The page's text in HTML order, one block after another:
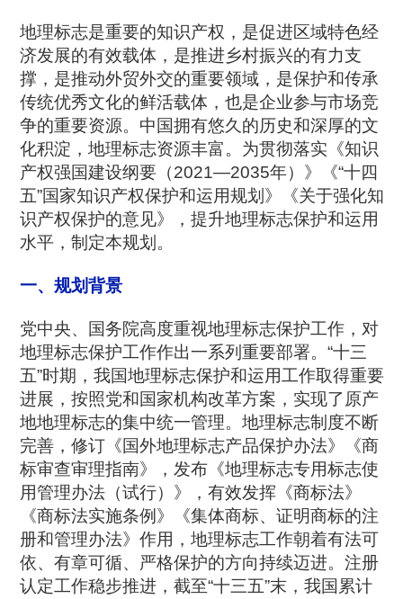
地理标志是重要的知识产权，是促进区域特色经
济发展的有效载体，是推进乡村振兴的有力支
撑，是推动外贸外交的重要领域，是保护和传承
传统优秀文化的鲜活载体，也是企业参与市场竞
争的重要资源。中国拥有悠久的历史和深厚的文
化积淀，地理标志资源丰富。为贯彻落实《知识
产权强国建设纲要（2021—2035年）》《“十四
五”国家知识产权保护和运用规划》《关于强化知
识产权保护的意见》，提升地理标志保护和运用
水平，制定本规划。
一、规划背景
党中央、国务院高度重视地理标志保护工作，对
地理标志保护工作作出一系列重要部署。“十三
五”时期，我国地理标志保护和运用工作取得重要
进展，按照党和国家机构改革方案，实现了原产
地地理标志的集中统一管理。地理标志制度不断
完善，修订《国外地理标志产品保护办法》《商
标审查审理指南》，发布《地理标志专用标志使
用管理办法（试行）》，有效发挥《商标法》
《商标法实施条例》《集体商标、证明商标的注
册和管理办法》作用，地理标志工作朝着有法可
依、有章可循、严格保护的方向持续迈进。注册
认定工作稳步推进，截至“十三五”末，我国累计